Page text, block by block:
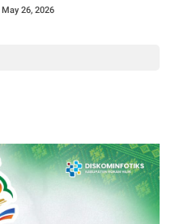
Idul Adha 1447 H
May 26, 2026